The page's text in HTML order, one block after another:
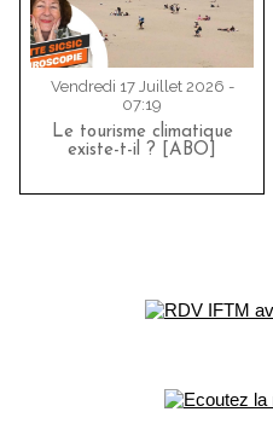
Vendredi 17 Juillet 2026 -
07:19
Le tourisme climatique
existe-t-il ? [ABO]